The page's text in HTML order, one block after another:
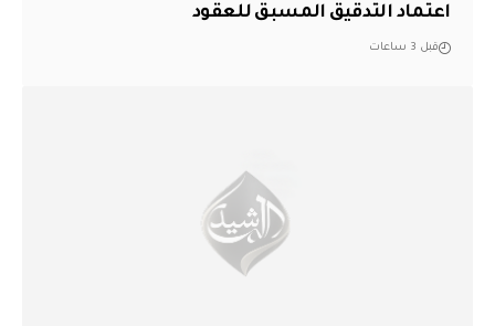
اعتماد التدقيق المسبق للعقود
قبل 3 ساعات